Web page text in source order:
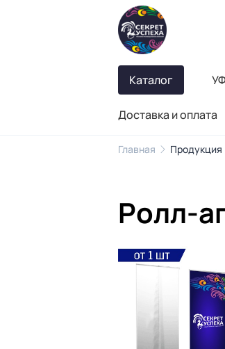
Каталог
Доставка и оплата
Главная Продукция
Ролл-